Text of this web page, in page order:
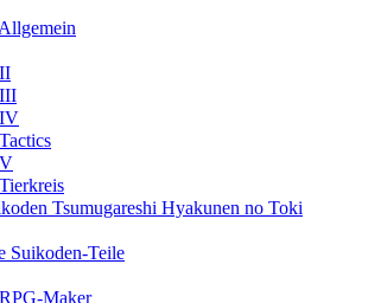
Tsumugareshi Hyakunen no Toki
Teile
Maker